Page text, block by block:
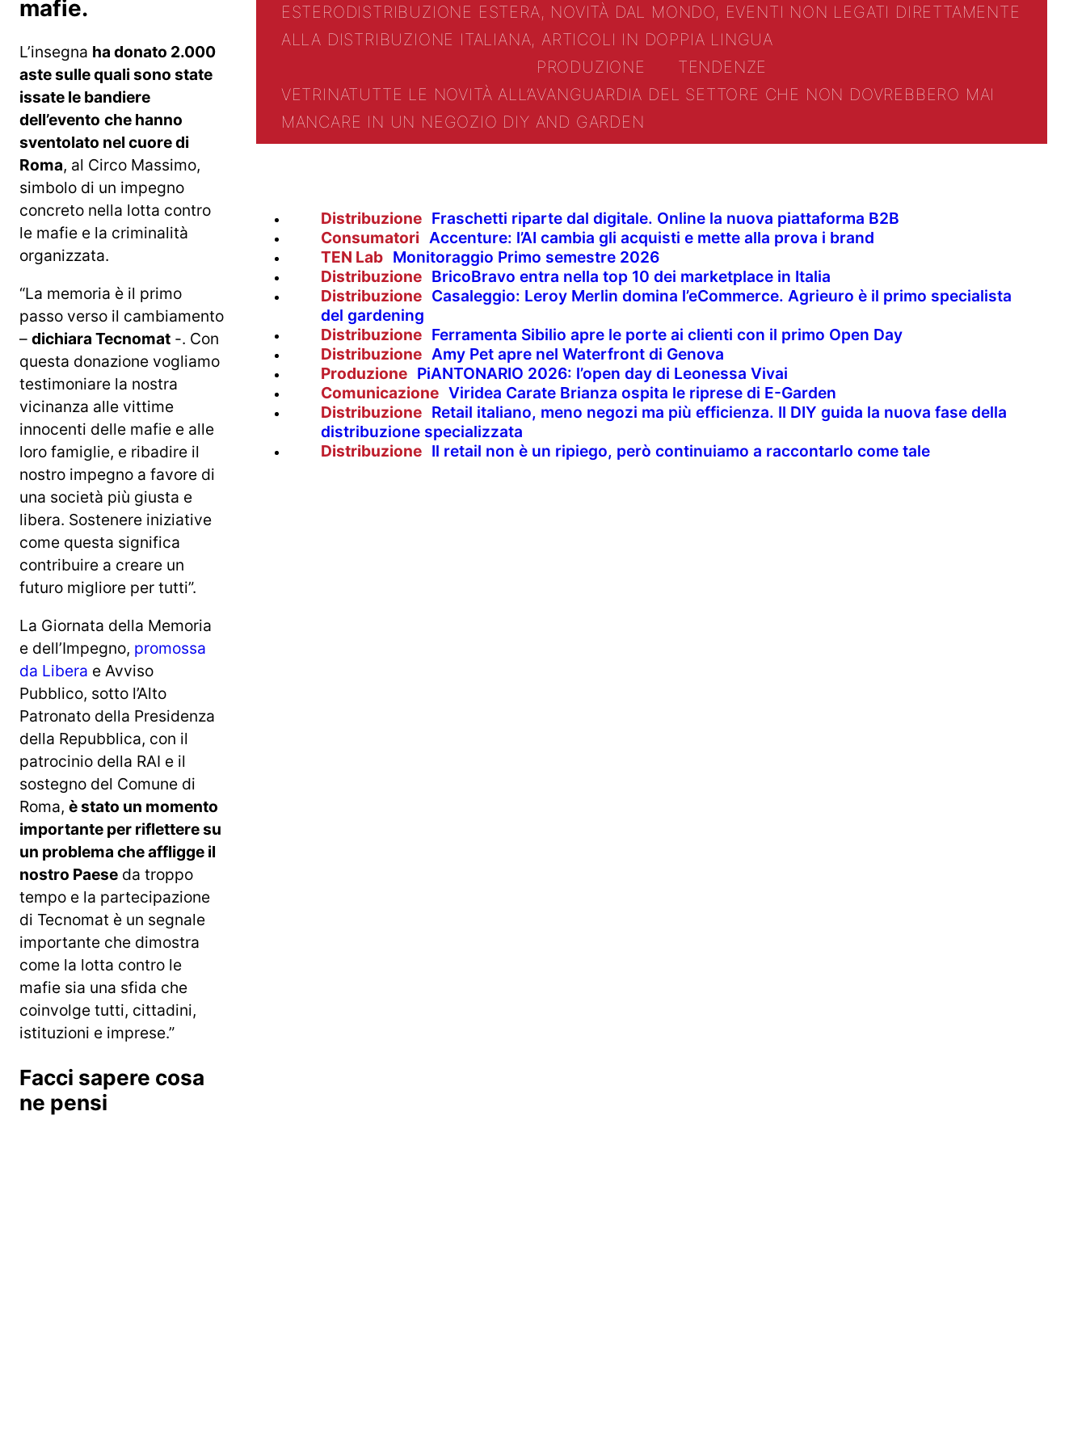
mafie.
L’insegna ha donato 2.000
aste sulle quali sono state
issate le bandiere
dell’evento che hanno
sventolato nel cuore di
Roma, al Circo Massimo,
simbolo di un impegno
concreto nella lotta contro
le mafie e la criminalità
organizzata.
“La memoria è il primo
passo verso il cambiamento
– dichiara Tecnomat -. Con
questa donazione vogliamo
testimoniare la nostra
vicinanza alle vittime
innocenti delle mafie e alle
loro famiglie, e ribadire il
nostro impegno a favore di
una società più giusta e
libera. Sostenere iniziative
come questa significa
contribuire a creare un
futuro migliore per tutti”.
La Giornata della Memoria
e dell’Impegno, promossa
da Libera e Avviso
Pubblico, sotto l’Alto
Patronato della Presidenza
della Repubblica, con il
patrocinio della RAI e il
sostegno del Comune di
Roma, è stato un momento
importante per riflettere su
un problema che affligge il
nostro Paese da troppo
tempo e la partecipazione
di Tecnomat è un segnale
importante che dimostra
come la lotta contro le
mafie sia una sfida che
coinvolge tutti, cittadini,
istituzioni e imprese.”
Facci sapere cosa
ne pensi
ESTERODISTRIBUZIONE ESTERA, NOVITÀ DAL MONDO, EVENTI NON LEGATI DIRETTAMENTE
ALLA DISTRIBUZIONE ITALIANA, ARTICOLI IN DOPPIA LINGUA
PRODUZIONE
TENDENZE
VETRINATUTTE LE NOVITÀ ALL’AVANGUARDIA DEL SETTORE CHE NON DOVREBBERO MAI
MANCARE IN UN NEGOZIO DIY AND GARDEN
Distribuzione Fraschetti riparte dal digitale. Online la nuova piattaforma B2B
Consumatori Accenture: l’AI cambia gli acquisti e mette alla prova i brand
TEN Lab Monitoraggio Primo semestre 2026
Distribuzione BricoBravo entra nella top 10 dei marketplace in Italia
Distribuzione Casaleggio: Leroy Merlin domina l’eCommerce. Agrieuro è il primo specialista
del gardening
Distribuzione Ferramenta Sibilio apre le porte ai clienti con il primo Open Day
Distribuzione Amy Pet apre nel Waterfront di Genova
Produzione PiANTONARIO 2026: l’open day di Leonessa Vivai
Comunicazione Viridea Carate Brianza ospita le riprese di E-Garden
Distribuzione Retail italiano, meno negozi ma più efficienza. Il DIY guida la nuova fase della
distribuzione specializzata
Distribuzione Il retail non è un ripiego, però continuiamo a raccontarlo come tale